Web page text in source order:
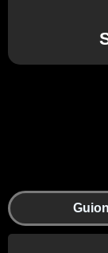
Guion